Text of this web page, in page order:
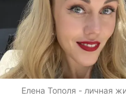
Елена Тополя - личная